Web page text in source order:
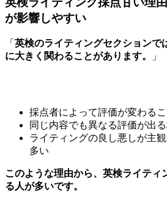
が影響しやすい
「 英検のライティングセクションで
に大きく関わることがあります。
」
採点者によって評価が変わる
同じ内容でも異なる評価が出
ライティングの良し悪しが主
多い
このような理由から、英検ライティ
る人が多いです。